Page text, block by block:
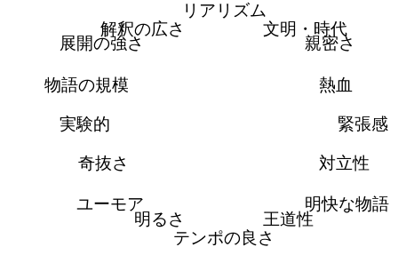
リアリズム
文明・時代
親密さ
熱血
緊張感
対立性
明快な物語
王道性
テンポの良さ
明るさ
ユーモア
奇抜さ
実験的
物語の規模
展開の強さ
解釈の広さ